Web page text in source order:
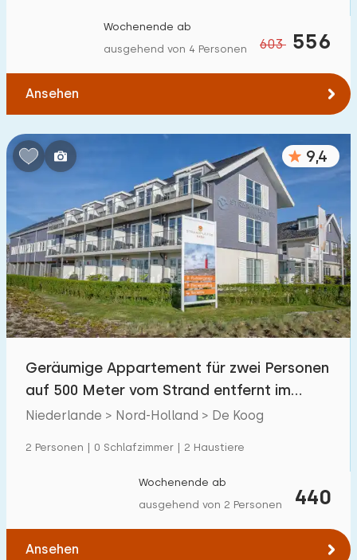
603 556
Wochenende ab
ausgehend von 4 Personen
Ansehen
9,4
Geräumige Appartement für zwei Personen
auf 500 Meter vom Strand entfernt im
Koog – Texel.
Niederlande > Nord-Holland > De Koog
2 Personen | 0 Schlafzimmer | 2 Haustiere
440
Wochenende ab
ausgehend von 2 Personen
Ansehen